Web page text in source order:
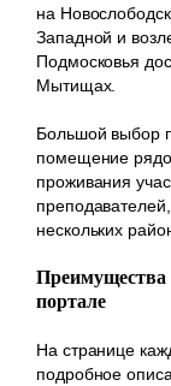
на
Западной и
Подмосковья
Мытищах.
Большой выбор
помещение
проживания
нескольких
Преимущества
портале
На странице
подробное